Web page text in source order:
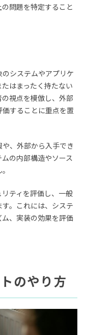
問題を特定すること
システムやアプリケ
はまったく持たない
視点を模倣し、外部
することに重点を置
、外部から入手でき
の内部構造やソース
ティを評価し、一般
。これには、システ
、実装の効果を評価
のやり方